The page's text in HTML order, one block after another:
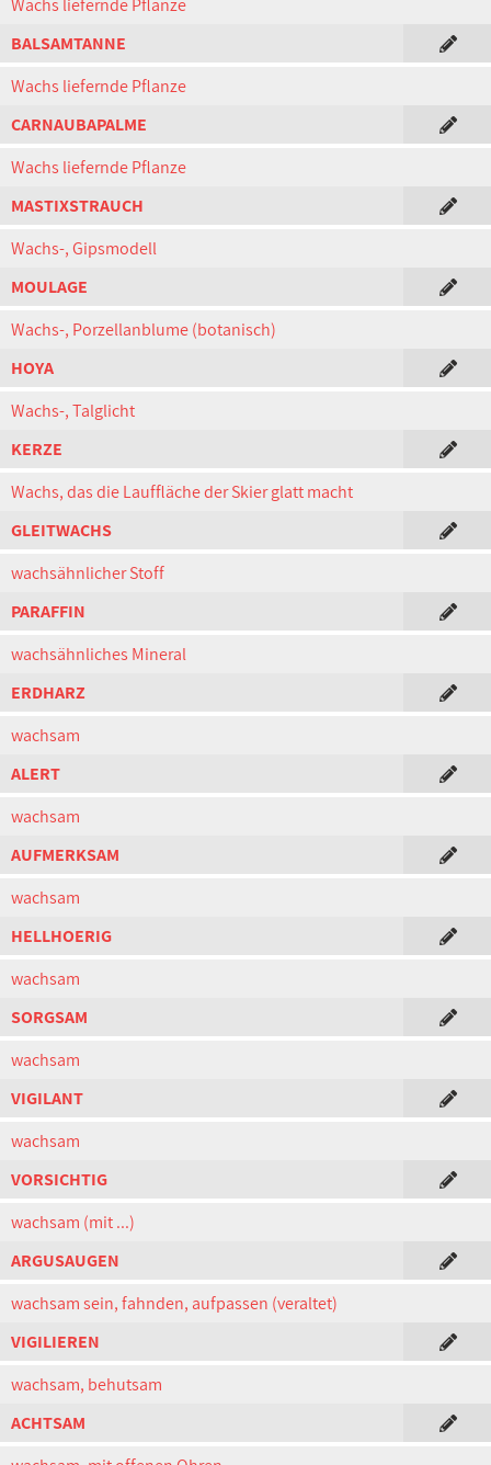
Wachs liefernde Pflanze
BALSAMTANNE
Wachs liefernde Pflanze
CARNAUBAPALME
Wachs liefernde Pflanze
MASTIXSTRAUCH
Wachs-, Gipsmodell
MOULAGE
Wachs-, Porzellanblume (botanisch)
HOYA
Wachs-, Talglicht
KERZE
Wachs, das die Lauffläche der Skier glatt macht
GLEITWACHS
wachsähnlicher Stoff
PARAFFIN
wachsähnliches Mineral
ERDHARZ
wachsam
ALERT
wachsam
AUFMERKSAM
wachsam
HELLHOERIG
wachsam
SORGSAM
wachsam
VIGILANT
wachsam
VORSICHTIG
wachsam (mit ...)
ARGUSAUGEN
wachsam sein, fahnden, aufpassen (veraltet)
VIGILIEREN
wachsam, behutsam
ACHTSAM